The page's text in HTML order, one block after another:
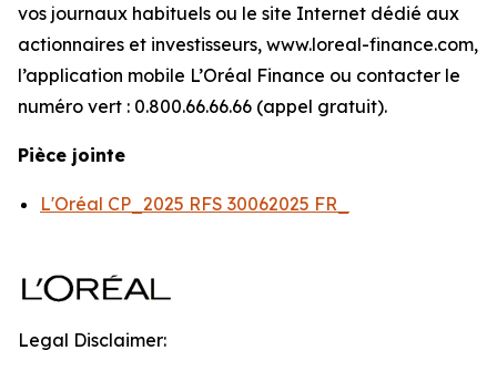
vos journaux habituels ou le site Internet dédié aux
actionnaires et investisseurs, www.loreal-finance.com,
l’application mobile L’Oréal Finance ou contacter le
numéro vert : 0.800.66.66.66 (appel gratuit).
Pièce jointe
L'Oréal CP_2025 RFS 30062025 FR_
Legal Disclaimer: